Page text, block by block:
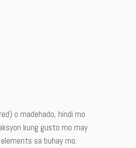
o madehado, hindi mo
kung gusto mo may
sa buhay mo.